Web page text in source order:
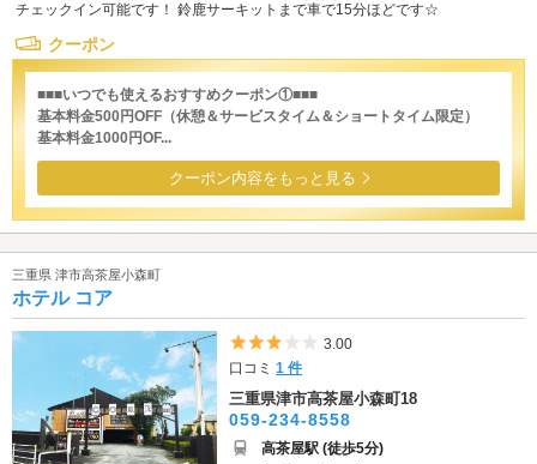
チェックイン可能です！ 鈴鹿サーキットまで車で15分ほどです☆
クーポン
■■■いつでも使えるおすすめクーポン①■■■
基本料金500円OFF（休憩＆サービスタイム＆ショートタイム限定）
基本料金1000円OF...
クーポン内容をもっと見る
三重県 津市高茶屋小森町
ホテル コア
5つ星のうち3
3.00
口コミ1 件
三重県津市高茶屋小森町18
059-234-8558
高茶屋駅 (徒歩5分)